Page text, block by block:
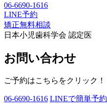
06-6690-1616
LINE予約
矯正無料相談
日本小児歯科学会 認定医
お問い合わせ
ご予約はこちらをクリック！
06-6690-1616 LINEで簡単予約